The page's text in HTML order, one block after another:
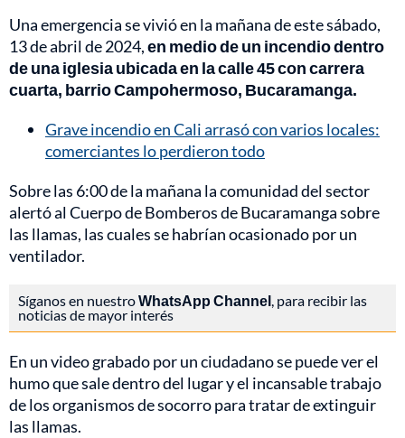
Una emergencia se vivió en la mañana de este sábado,
13 de abril de 2024,en medio de un incendio dentro
de una iglesia ubicada en la calle 45 con carrera
cuarta, barrio Campohermoso, Bucaramanga.
Grave incendio en Cali arrasó con varios locales:
comerciantes lo perdieron todo
Sobre las 6:00 de la mañana la comunidad del sector
alertó al Cuerpo de Bomberos de Bucaramanga sobre
las llamas, las cuales se habrían ocasionado por un
ventilador.
Síganos en nuestroWhatsApp Channel, para recibir las
noticias de mayor interés
En un video grabado por un ciudadano se puede ver el
humo que sale dentro del lugar y el incansable trabajo
de los organismos de socorro para tratar de extinguir
las llamas.